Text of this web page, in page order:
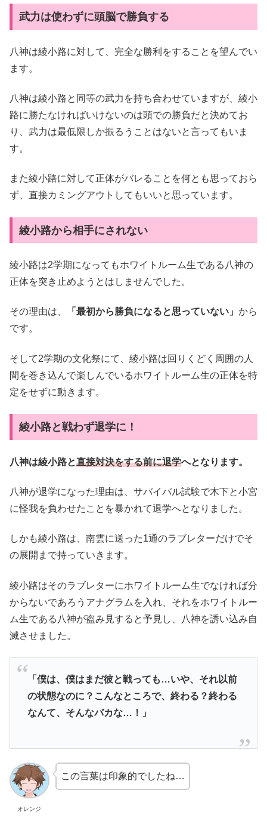
武力は使わずに頭脳で勝負する
八神は綾小路に対して、完全な勝利をすることを望んでい
ます。
八神は綾小路と同等の武力を持ち合わせていますが、綾小
路に勝たなければいけないのは頭での勝負だと決めてお
り、武力は最低限しか振るうことはないと言ってもいま
す。
また綾小路に対して正体がバレることを何とも思っておら
ず、直接カミングアウトしてもいいと思っています。
綾小路から相手にされない
綾小路は2学期になってもホワイトルーム生である八神の
正体を突き止めようとはしませんでした。
その理由は、 「最初から勝負になると思っていない」 から
です。
そして2学期の文化祭にて、綾小路は回りくどく周囲の人
間を巻き込んで楽しんでいるホワイトルーム生の正体を特
定をせずに動きます。
綾小路と戦わず退学に！
八神は綾小路と直接対決をする前に退学へとなります。
八神が退学になった理由は、サバイバル試験で木下と小宮
に怪我を負わせたことを暴かれて退学へとなりました。
しかも綾小路は、南雲に送った1通のラブレターだけでそ
の展開まで持っていきます。
綾小路はそのラブレターにホワイトルーム生でなければ分
からないであろうアナグラムを入れ、それをホワイトルー
ム生である八神が盗み見すると予見し、八神を誘い込み自
滅させました。
「僕は、僕はまだ彼と戦っても…いや、それ以前
の状態なのに？こんなところで、終わる？終わる
なんて、そんなバカな…！」
オレンジ
この言葉は印象的でしたね…